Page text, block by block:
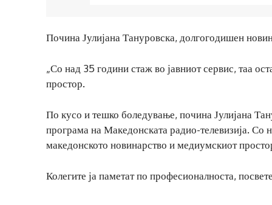
Почина Јулијана Тануровска, долгогодишен
„Со над 35 години стаж во јавниот сервис, таа
простор.
По кусо и тешко боледување, почина Јулијана
програма на Македонската радио-телевизија. Со
македонското новинарство и медиумскиот
Колегите ја паметат по професионалноста,